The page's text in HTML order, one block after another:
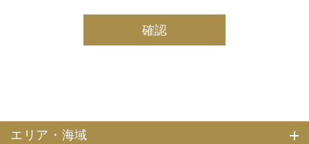
(3) 当社は、当社で就業する社員及び社員の扶養親族、及
び当社が支払調書等を作成する継続的契約関係のある個人
います。）は、お客様がご旅行の申込みの際にお申出いた
だいた個人情報についてお客様との連絡のために利用させ
エリア・海域